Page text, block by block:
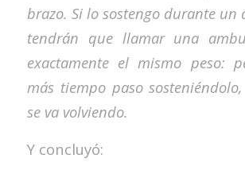
brazo. Si lo sostengo durante un
tendrán que llamar una
exactamente el mismo peso:
más tiempo paso
se va volviendo.
Y concluyó: